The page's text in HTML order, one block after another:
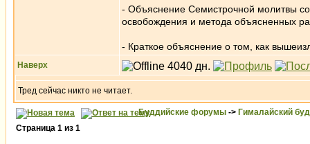
- Объяснение Семистрочной молитвы
освобождения и метода объясненных
- Краткое объяснение о том, как
Наверх
Тред сейчас никто не читает.
Буддийские форумы -> Гималайский
Страница 1 из 1